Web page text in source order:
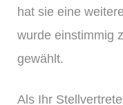
hat sie eine
wurde einstimmig
gewählt.
Als Ihr